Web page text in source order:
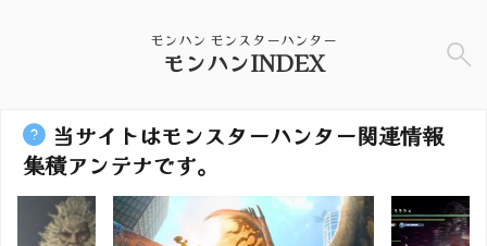
モンハン モンスターハンター
モンハンINDEX
当サイトはモンスターハンター関連情報
集積アンテナです。